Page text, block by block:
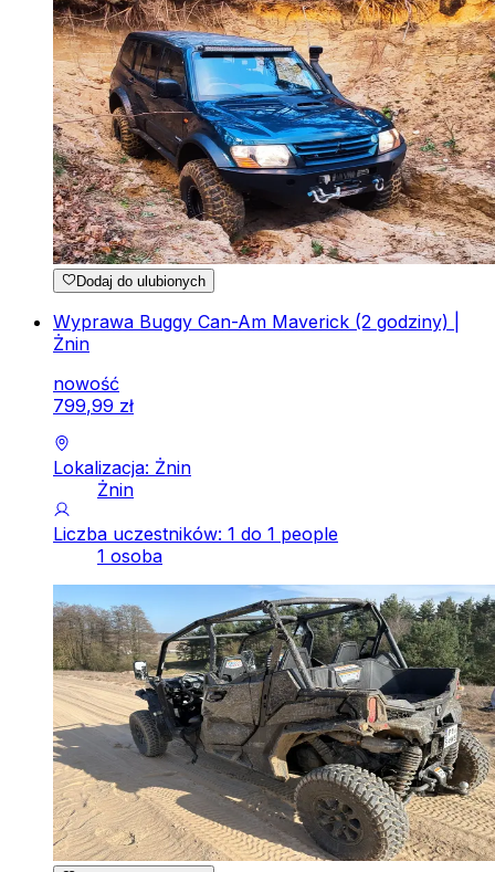
Dodaj do ulubionych
Wyprawa Buggy Can-Am Maverick (2 godziny) |
Żnin
nowość
799,99 zł
Lokalizacja: Żnin
Żnin
Liczba uczestników: 1 do 1 people
1 osoba